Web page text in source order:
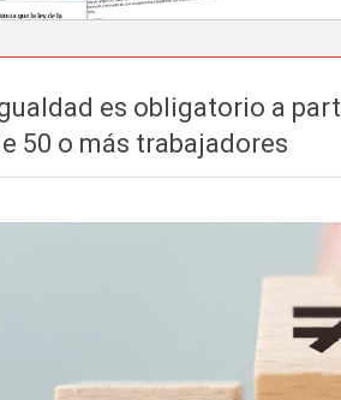
es obligatorio a
50 o más trabajadores